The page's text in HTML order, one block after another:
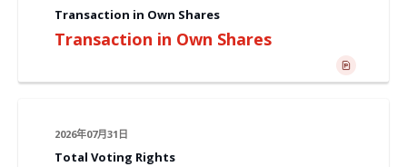
Transaction in Own Shares
Transaction in Own Shares
2026年07月31日
Total Voting Rights